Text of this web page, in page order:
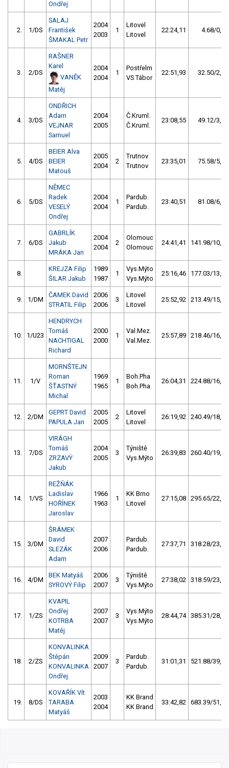
Ondřej
2. 1/DS
SALAJ
František
ŠMAKAL Petr
2004
2003
1
Litovel
Litovel
22:24,11 4.68/0,3
3. 2/DS
RAŠNER
Karel
VANĚK
Matěj
2004
2004
1
Postřelm
VS Tábor
22:51,93 32.50/2,4
4. 3/DS
ONDŘICH
Adam
VEJNAR
Samuel
2004
2005
Č.Kruml.
Č.Kruml.
23:08,55 49.12/3,7
5. 4/DS
BEIER Alva
BEIER
Matouš
2005
2004
2
Trutnov
Trutnov
23:35,01 75.58/5,6
6. 5/DS
NĚMEC
Radek
VESELÝ
Ondřej
2004
2004
1
Pardub.
Pardub.
23:40,51 81.08/6,1
7. 6/DS
GABRLÍK
Jakub
MRÁKA Jan
2004
2004
2
Olomouc
Olomouc
24:41,41 141.98/10,6
8.
KREJZA Filip
ŠILAR Jakub
1989
1987
1
Vys.Mýto
Vys.Mýto
25:16,46 177.03/13,2
9. 1/DM
ČAMEK David
STRATIL Filip
2006
2006
3
Litovel
Litovel
25:52,92 213.49/15,9
10. 1/U23
HENDRYCH
Tomáš
NACHTIGAL
Richard
2000
2000
1
Val.Mez.
Val.Mez.
25:57,89 218.46/16,3
11. 1/V
MORNŠTEJN
Roman
ŠŤASTNÝ
Michal
1969
1965
1
Boh.Pha
Boh.Pha
26:04,31 224.88/16,8
12. 2/DM
GEPRT David
PAPULA Jan
2005
2005
2
Litovel
Litovel
26:19,92 240.49/18,0
13. 7/DS
VIRÁGH
Tomáš
ZRZAVÝ
Jakub
2004
2005
3
Týniště
Vys.Mýto
26:39,83 260.40/19,4
14. 1/VS
REŽŇÁK
Ladislav
HOŘÍNEK
Jaroslav
1966
1963
1
KK Brno
Litovel
27:15,08 295.65/22,1
15. 3/DM
ŠRÁMEK
David
SLEZÁK
Adam
2007
2006
Pardub.
Pardub.
27:37,71 318.28/23,8
16. 4/DM
BEK Matyáš
SYROVÝ Filip
2006
2007
3
Týniště
Vys.Mýto
27:38,02 318.59/23,8
17. 1/ZS
KVAPIL
Ondřej
KOTRBA
Matěj
2007
2007
3
Vys.Mýto
Vys.Mýto
28:44,74 385.31/28,8
18. 2/ZS
KONVALINKA
Štěpán
KONVALINKA
Ondřej
2009
2007
3
Pardub.
Pardub.
31:01,31 521.88/39,0
19. 8/DS
KOVAŘÍK Vít
TARABA
Matyáš
2003
2004
KK Brand
KK Brand
33:42,82 683.39/51,0